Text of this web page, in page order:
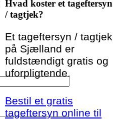
Hvad koster et tageftersyn
/ tagtjek?
Et tageftersyn / tagtjek
på Sjælland er
fuldstændigt gratis og
uforpligtende.
Bestil et gratis
tageftersyn online til